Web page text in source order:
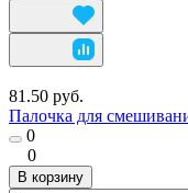
81.50 руб.
Палочка для
0
0
В корзину